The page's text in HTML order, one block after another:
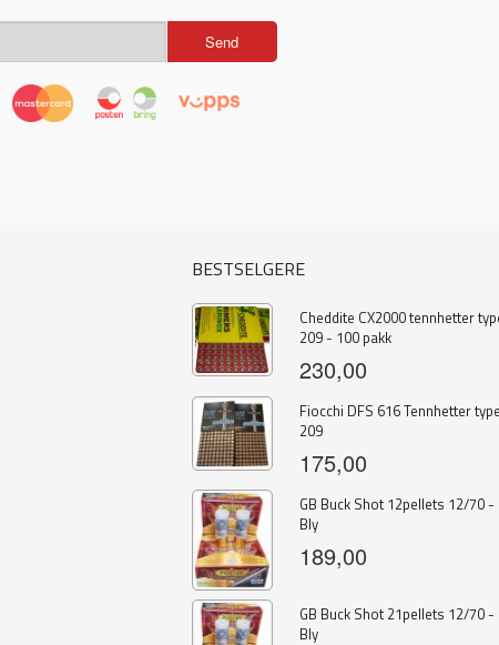
BESTSELGERE
Cheddite CX2000 tennhetter
209 - 100 pakk
230,00
Fiocchi DFS 616 Tennhetter type
209
175,00
GB Buck Shot 12pellets 12/70 -
Bly
189,00
GB Buck Shot 21pellets 12/70 -
Bly